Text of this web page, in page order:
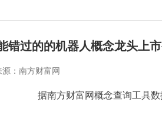
错过的的机器人概念龙头上市
：南方财富网
据南方财富网概念查询工具